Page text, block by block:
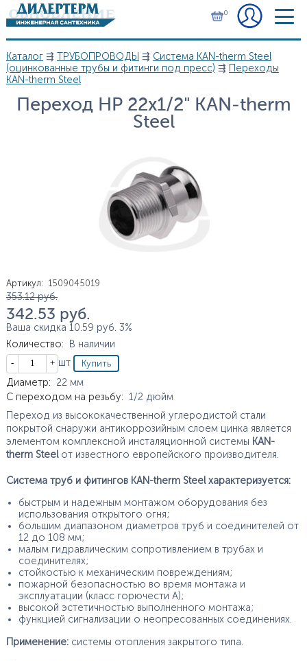
Перейти к основному содержанию
0
Вы здесь
Каталог⇶ ТРУБОПРОВОДЫ ⇶ Система KAN-therm Steel
(оцинкованные трубы и фитинги под пресс) ⇶ Переходы
KAN-therm Steel
Переход НР 22х1/2" KAN-therm
Steel
Артикул: 1509045019
Цена
353.12 руб.
342.53 руб.
Ваша скидка 10.59 руб. 3%
Количество:
В наличии
Кол-во
шт
Характеристики
Диаметр: 22 мм
С переходом на резьбу: 1/2 дюйм
Переход из высококачественной углеродистой стали
покрытой снаружи антикоррозийным слоем цинка является
элементом комплексной инсталяционной системы KAN-
therm Steel от известного европейского производителя.
Система труб и фитингов KAN-therm Steel характеризуется:
быстрым и надежным монтажом оборудования без
использования открытого огня;
большим диапазоном диаметров труб и соединителей от
12 до 108 мм;
малым гидравлическим сопротивлением в трубах и
соединителях;
стойкостью к механическим повреждениям;
пожарной безопасностью во время монтажа и
эксплуатации (класс горючести А);
высокой эстетичностью выполненного монтажа;
функцией сигнализации о неопресованных соединениях.
Применение: системы отопления закрытого типа.